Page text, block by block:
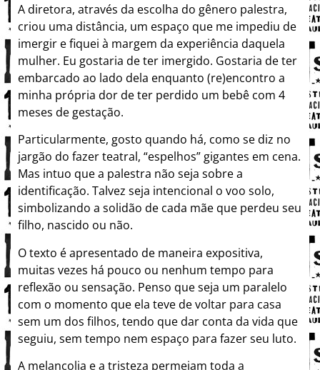
A diretora, através da escolha do gênero palestra,
criou uma distância, um espaço que me impediu de
imergir e fiquei à margem da experiência daquela
mulher. Eu gostaria de ter imergido. Gostaria de ter
embarcado ao lado dela enquanto (re)encontro a
minha própria dor de ter perdido um bebê com 4
meses de gestação.
Particularmente, gosto quando há, como se diz no
jargão do fazer teatral, “espelhos” gigantes em cena.
Mas intuo que a palestra não seja sobre a
identificação. Talvez seja intencional o voo solo,
simbolizando a solidão de cada mãe que perdeu seu
filho, nascido ou não.
O texto é apresentado de maneira expositiva,
muitas vezes há pouco ou nenhum tempo para
reflexão ou sensação. Penso que seja um paralelo
com o momento que ela teve de voltar para casa
sem um dos filhos, tendo que dar conta da vida que
seguiu, sem tempo nem espaço para fazer seu luto.
A melancolia e a tristeza permeiam toda a